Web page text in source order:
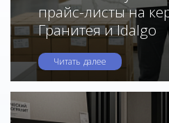
прайс-листы на
Гранитея и Idalgo
Читать далее